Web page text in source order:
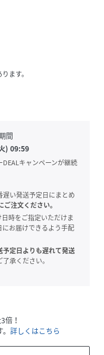
ます。
間
) 09:59
キャンペーンが継続
い発送予定日にまとめ
注文ください。
時をご指定いただけま
お届けできるよう手配
定日よりも遅れて発送
承ください。
倍！
詳しくはこちら